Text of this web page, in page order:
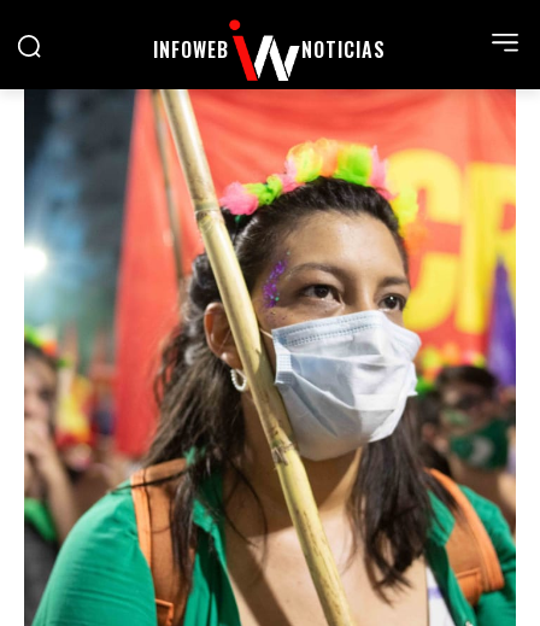
INFOWEB NOTICIAS